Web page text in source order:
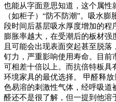
也能从字面意思知道，这个属性
（如柜子）“防不防潮”。吸水
段时间后基层吸水厚度增加的程
膨胀率越大，在受潮后的板材强
且可能会出现表面突起甚至脱
钉力，严重影响使用寿命。目前
可相差十倍以上。而抗倍特板具
环境家具的最优选择。 甲醛释
色易溶的刺激性气体，经呼吸道
醛还不是很了解，但一提到他溶